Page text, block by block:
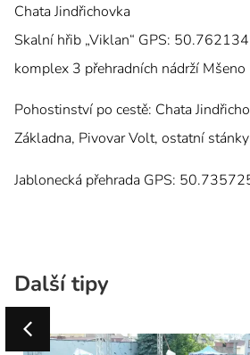
Chata Jindřichovka
Skalní hřib „Viklan“ GPS:
komplex 3 přehradních nádrží Mšeno
Pohostinství po cestě: Chata
Základna, Pivovar Volt, ostatní
Jablonecká přehrada GPS:
Další tipy